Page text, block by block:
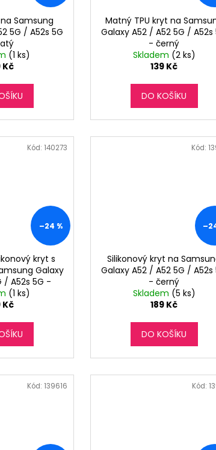
Samsung
5G / A52s 5G
(1 ks)
Kč
Matný TPU kryt na
Galaxy A52 / A52 5G / A52s
- černý
Skladem (2 ks)
139 Kč
DO KOŠÍKU
–24 %
kryt s
Galaxy
/ A52s 5G -
(1 ks)
Kč
Kód:140273
Silikonový kryt na
Galaxy A52 / A52 5G / A52s
- černý
Skladem (5 ks)
189 Kč
DO KOŠÍKU
Kód:
Kód:139616 Kód: